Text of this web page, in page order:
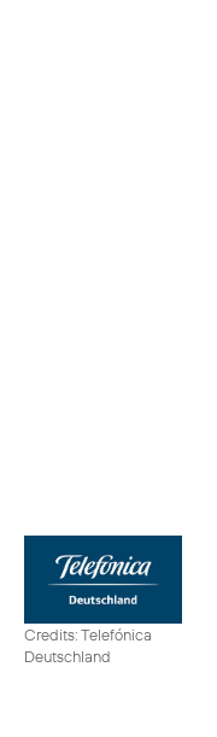
Credits: Telefónica
Deutschland